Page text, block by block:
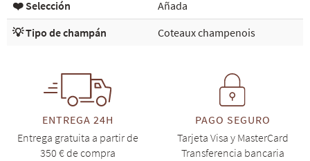
❤️ Selección
Añada
💡 Tipo de champán
Coteaux champenois
ENTREGA 24H
Entrega gratuita a partir de
350 € de compra
PAGO SEGURO
Tarjeta Visa y MasterCard
Transferencia bancaria